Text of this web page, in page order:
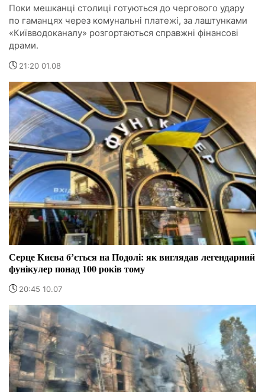
Поки мешканці столиці готуються до чергового удару
по гаманцях через комунальні платежі, за лаштунками
«Київводоканалу» розгортаються справжні фінансові
драми.
21:20 01.08
Серце Києва бʼється на Подолі: як виглядав легендарний
фунікулер понад 100 років тому
20:45 10.07